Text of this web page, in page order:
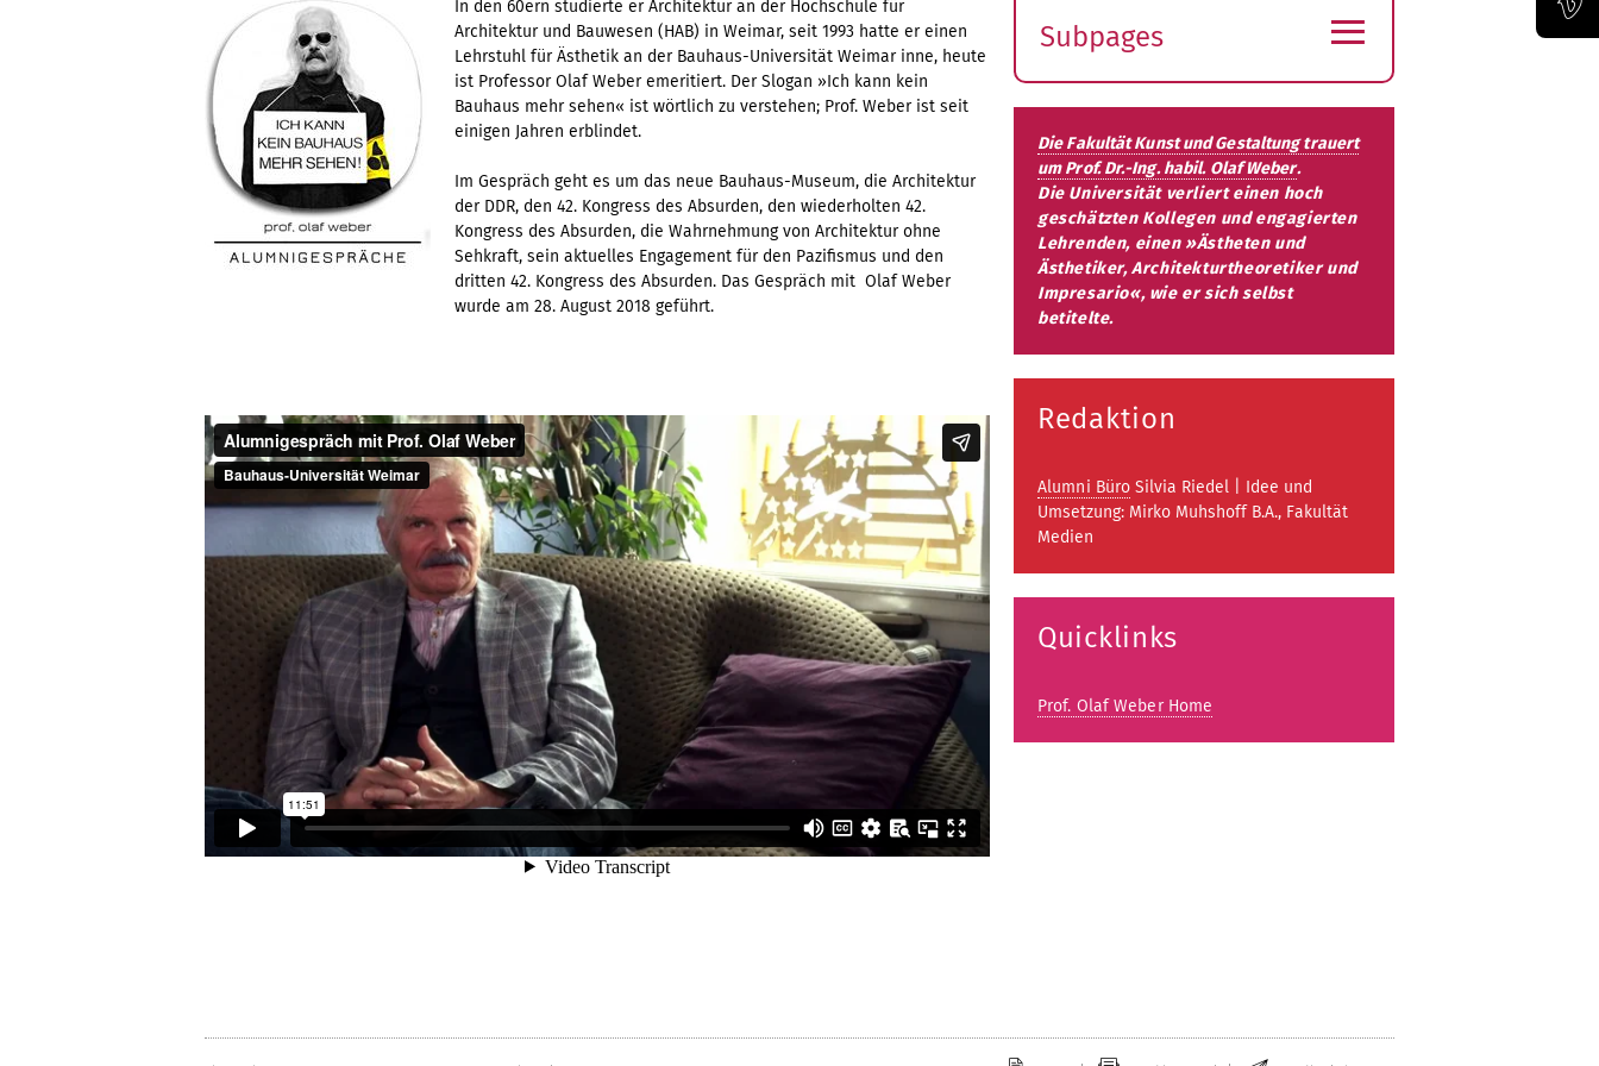
In den 60ern studierte er Architektur an der Hochschule für
Architektur und Bauwesen (HAB) in Weimar, seit 1993 hatte er einen
Lehrstuhl für Ästhetik an der Bauhaus-Universität Weimar inne, heute
ist Professor Olaf Weber emeritiert. Der Slogan »Ich kann kein
Bauhaus mehr sehen« ist wörtlich zu verstehen; Prof. Weber ist seit
einigen Jahren erblindet.
Im Gespräch geht es um das neue Bauhaus-Museum, die Architektur
der DDR, den 42. Kongress des Absurden, den wiederholten 42.
Kongress des Absurden, die Wahrnehmung von Architektur ohne
Sehkraft, sein aktuelles Engagement für den Pazifismus und den
dritten 42. Kongress des Absurden. Das Gespräch mit Olaf Weber
wurde am 28. August 2018 geführt.
Subpages
submenu
≡
Die Fakultät Kunst und Gestaltung trauert
um Prof. Dr.-Ing. habil. Olaf Weber.
Die Universität verliert einen hoch
geschätzten Kollegen und engagierten
Lehrenden, einen »Ästheten und
Ästhetiker, Architekturtheoretiker und
Impresario«, wie er sich selbst
betitelte.
Redaktion
Alumni Büro Silvia Riedel | Idee und
Umsetzung: Mirko Muhshoff B.A., Fakultät
Medien
Quicklinks
Prof. Olaf Weber Home